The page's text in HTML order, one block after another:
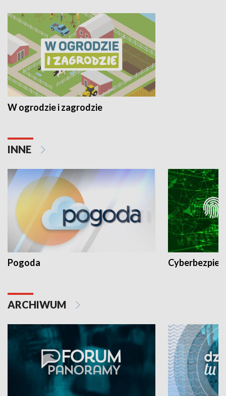
W ogrodzie i zagrodzie
INNE
Pogoda
ARCHIWUM